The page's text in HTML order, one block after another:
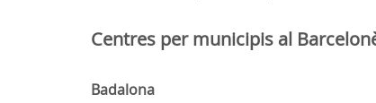
Centres per municipis al
Badalona